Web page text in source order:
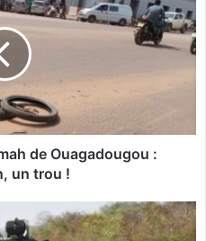
de Ouagadougou :
un trou !